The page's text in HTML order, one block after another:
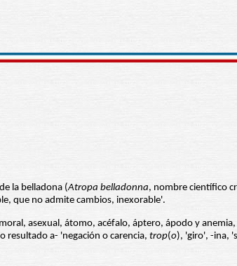
la belladona (Atropa belladonna, nombre científico
que no admite cambios, inexorable'.
asexual, átomo, acéfalo, áptero, ápodo y anemia,
resultado a- 'negación o carencia, trop(o), 'giro', -ina,